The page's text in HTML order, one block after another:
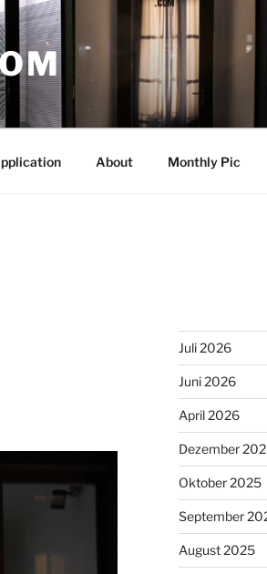
About Monthly Pic
Juli 2026
Juni 2026
April 2026
Dezember
Oktober 2025
September
August 2025